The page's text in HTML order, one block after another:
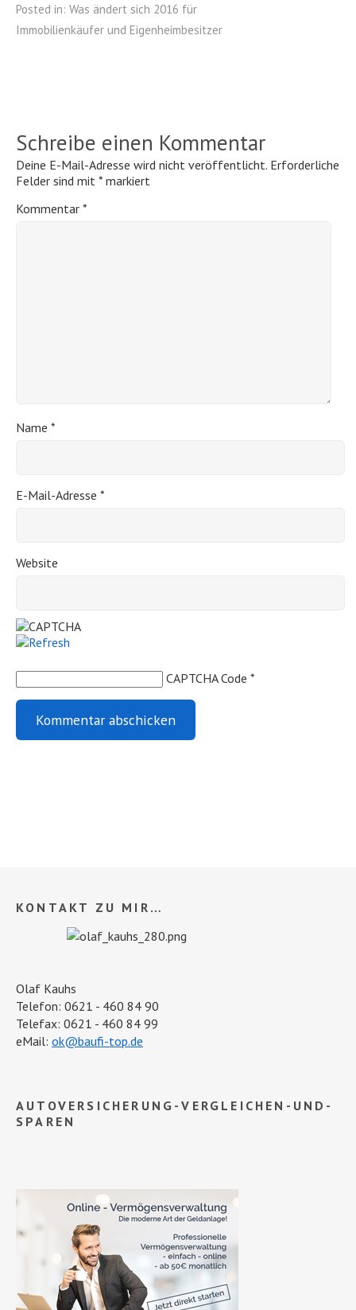
Posted in: Was ändert sich 2016 für
Immobilienkäufer und Eigenheimbesitzer
Schreibe einen Kommentar
Deine E-Mail-Adresse wird nicht veröffentlicht. Erforderliche
Felder sind mit * markiert
Kommentar *
Name *
E-Mail-Adresse *
Website
CAPTCHA Code *
KONTAKT ZU MIR…
Olaf Kauhs
Telefon: 0621 - 460 84 90
Telefax: 0621 - 460 84 99
eMail: ok@baufi-top.de
AUTOVERSICHERUNG-VERGLEICHEN-UND-
SPAREN